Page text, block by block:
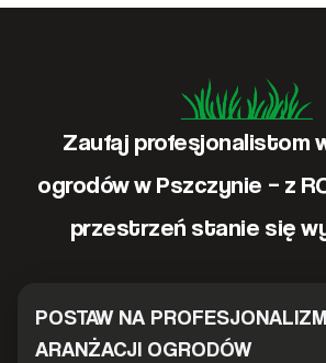
Zaufaj profesjonalistom
ogrodów w Pszczynie – z
przestrzeń stanie się
POSTAW NA
ARANŻACJI OGRODÓW